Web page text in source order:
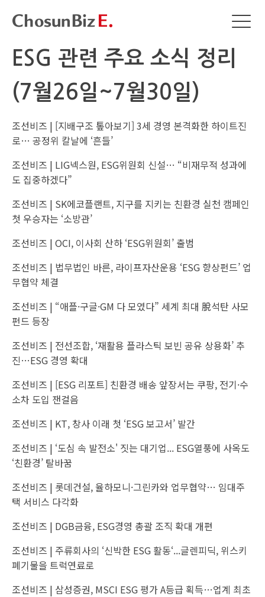
ESG 관련 주요 소식 정리
(7월26일~7월30일)
조선비즈 | [지배구조 톺아보기] 3세 경영 본격화한 하이트진
로… 공정위 칼날에 ‘흔들’
조선비즈 | LIG넥스원, ESG위원회 신설… “비재무적 성과에
도 집중하겠다”
조선비즈 | SK에코플랜트, 지구를 지키는 친환경 실천 캠페인
첫 우승자는 ‘소방관’
조선비즈 | OCI, 이사회 산하 ‘ESG위원회’ 출범
조선비즈 | 법무법인 바른, 라이프자산운용 ‘ESG 향상펀드’ 업
무협약 체결
조선비즈 | “애플·구글·GM 다 모였다” 세계 최대 脫석탄 사모
펀드 등장
조선비즈 | 전선조합, ‘재활용 플라스틱 보빈 공유 상용화’ 추
진…ESG 경영 확대
조선비즈 | [ESG 리포트] 친환경 배송 앞장서는 쿠팡, 전기·수
소차 도입 잰걸음
조선비즈 | KT, 창사 이래 첫 ‘ESG 보고서’ 발간
조선비즈 | ‘도심 속 발전소' 짓는 대기업... ESG열풍에 사옥도
‘친환경’ 탈바꿈
조선비즈 | 롯데건설, 율하모니·그린카와 업무협약… 임대주
택 서비스 다각화
조선비즈 | DGB금융, ESG경영 총괄 조직 확대 개편
조선비즈 | 주류회사의 ‘신박한 ESG 활동‘...글렌피딕, 위스키
폐기물을 트럭연료로
조선비즈 | 삼성증권, MSCI ESG 평가 A등급 획득…업계 최초